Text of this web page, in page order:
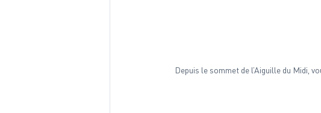
Depuis le sommet de l’Aiguille du Midi,